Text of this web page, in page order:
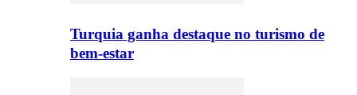
Turquia ganha destaque no turismo de
bem-estar